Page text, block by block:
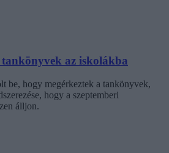
az iskolákba
be, hogy megérkeztek a tankönyvek,
hogy a szeptemberi
álljon.